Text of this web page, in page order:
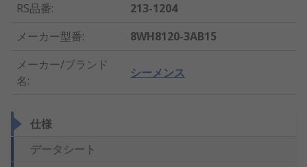
RS品番:
213-1204
メーカー型番:
8WH8120-3AB15
メーカー/ブランド
名:
シーメンス
仕様
データシート